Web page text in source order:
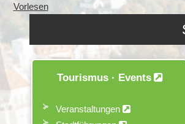
Vorlesen
Tourismus · Events
Veranstaltungen